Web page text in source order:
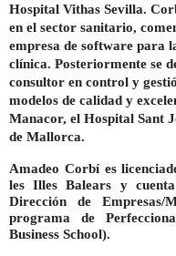
Hospital Vithas Sevilla.
en el sector sanitario,
empresa de software para
clínica. Posteriormente se
consultor en control y
modelos de calidad y
Manacor, el Hospital Sant
de Mallorca.
Amadeo Corbí es
les Illes Balears y
Dirección de
programa de
Business School).